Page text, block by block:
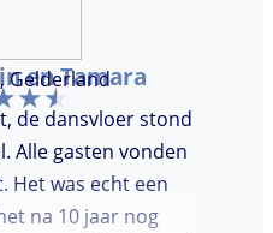
en Tamara
Gelderland
de dansvloer stond
Alle gasten vonden
Het was echt een
na 10 jaar nog